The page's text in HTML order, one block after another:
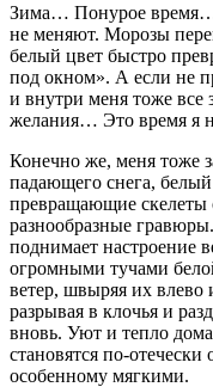
Зима… Понурое время…
не меняют. Морозы
белый цвет быстро
под окном». А если не
и внутри меня тоже все
желания… Это время я
Конечно же, меня тоже
падающего снега,
превращающие скелеты
разнообразные
поднимает настроение
огромными тучами
ветер, швыряя их влево
разрывая в клочья и
вновь. Уют и тепло
становятся по-
особенному мягкими.